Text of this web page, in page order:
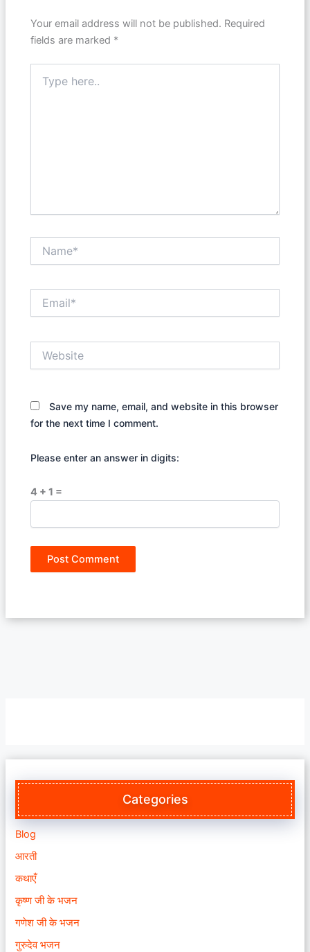
Your email address will not be published. Required
fields are marked *
here..
Save my name, email, and website in this browser
for the next time I comment.
Please enter an answer in digits:
4 + 1 =
Categories
Blog
आरती
कथाएँ
कृष्ण जी के भजन
गणेश जी के भजन
गुरुदेव भजन